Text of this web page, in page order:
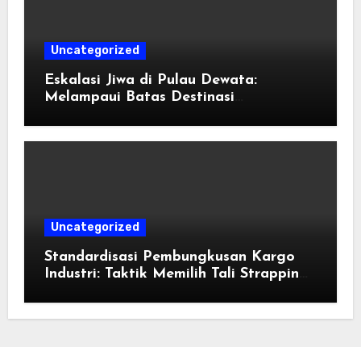
Uncategorized
Eskalasi Jiwa di Pulau Dewata:
Melampaui Batas Destinasi
Uncategorized
Standardisasi Pembungkusan Kargo
Industri: Taktik Memilih Tali Strapping